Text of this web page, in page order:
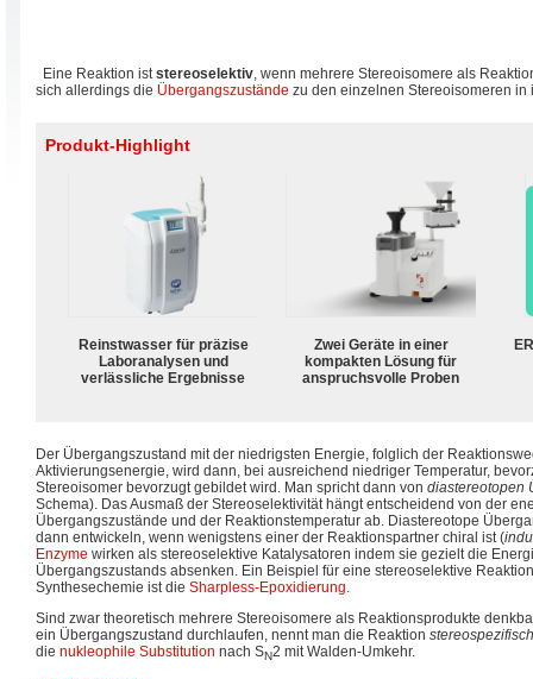
Eine Reaktion iststereoselektiv, wenn mehrere Stereoisomere als
sich allerdings die Übergangszustände zu den einzelnen Stereoisomeren
Produkt-Highlight
Reinstwasser für präzise
Laboranalysen und
verlässliche Ergebnisse
Zwei Geräte in einer
kompakten Lösung für
anspruchsvolle Proben
Der Übergangszustand mit der niedrigsten Energie, folglich der
Aktivierungsenergie, wird dann, bei ausreichend niedriger Temperatur,
Stereoisomer bevorzugt gebildet wird. Man spricht dann von diastereotopen
Schema). Das Ausmaß der Stereoselektivität hängt entscheidend von der
Übergangszustände und der Reaktionstemperatur ab. Diastereotope
dann entwickeln, wenn wenigstens einer der Reaktionspartner chiral ist (
Enzyme wirken als stereoselektive Katalysatoren indem sie gezielt die
Übergangszustands absenken. Ein Beispiel für eine stereoselektive
Synthesechemie ist die Sharpless-Epoxidierung.
Sind zwar theoretisch mehrere Stereoisomere als Reaktionsprodukte
ein Übergangszustand durchlaufen, nennt man die Reaktion stereospezifisch
die nukleophile Substitution nach SN2 mit Walden-Umkehr.